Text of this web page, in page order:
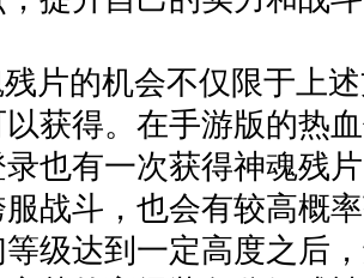
片的机会不仅限于上
获得。在手游版的热
也有一次获得神魂残
战斗，也会有较高概
级达到一定高度之后